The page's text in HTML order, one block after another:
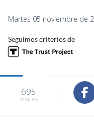
Martes 05 noviembre de
Seguimos criterios de
695
visitas